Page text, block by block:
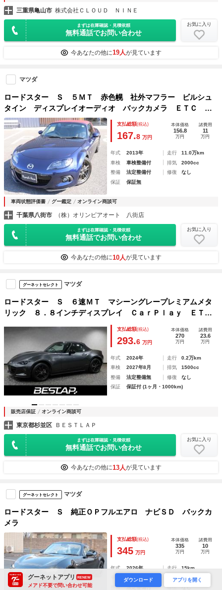
三重県亀山市 株式会社ＣＬＯＵＤ ＮＩＮＥ
まずは在庫確認・見積依頼
無料通話でお問い合わせ
お気に入り
今あなたの他に19人が見ています
マツダ
ロードスター Ｓ ５ＭＴ 赤色幌 社外マフラー ビルシュ
タイン ディスプレイオーディオ バックカメラ ＥＴＣ ド
ライブレコーダー レーダー １６ＡＷ スマートキー ＨＩ
Ｄヘッドライト フォグランプ シートカバー
支払総額(税込)
167.8 万円
本体価格
156.8
万円
諸費用
11
万円
年式 2013年 走行
11.0万km
車検
車検整備付 排気
2000cc
整備
法定整備付 修復
なし
保証
保証無
車両状態評価書 グー鑑定 オンライン商談可
千葉県八街市 （株）オリンピアオート 八街店
まずは在庫確認・見積依頼
無料通話でお問い合わせ
お気に入り
今あなたの他に10人が見ています
グーネットセレクト マツダ
ロードスター Ｓ ６速ＭＴ マシーングレープレミアムメタ
リック ８．８インチディスプレイ ＣａｒＰｌａｙ ＥＴ
支払総額(税込)
293.6 万円
本体価格
270
万円
諸費用
23.6
万円
年式 2024年 走行
0.2万km
車検
2027年8月 排気
1500cc
整備
法定整備無 修復
なし
保証
保証付 (1ヶ月・1000km)
販売店保証 オンライン商談可
東京都杉並区 ＢＥＳＴＬＡＰ
まずは在庫確認・見積依頼
無料通話でお問い合わせ
お気に入り
今あなたの他に13人が見ています
グーネットセレクト マツダ
ロードスター Ｓ 純正ＯＰフルエアロ ナビＳＤ バックカ
メラ
支払総額(税込)
345 万円
本体価格
335
万円
諸費用
10
万円
年式 2026年 走行
15km
2029年2月 排気
1500cc
整備
法定整備付 修復 なし
グーネットアプリ RENEW
メアド不要で問い合わせ可能
ダウンロード アプリを開く